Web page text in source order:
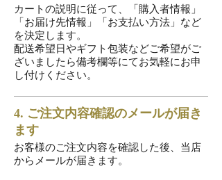
カートの説明に従って、「購入者情報」
「お届け先情報」「お支払い方法」など
を決定します。
配送希望日やギフト包装などご希望がご
ざいましたら備考欄等にてお気軽にお申
し付けください。
4. ご注文内容確認のメールが届き
ます
お客様のご注文内容を確認した後、当店
からメールが届きます。